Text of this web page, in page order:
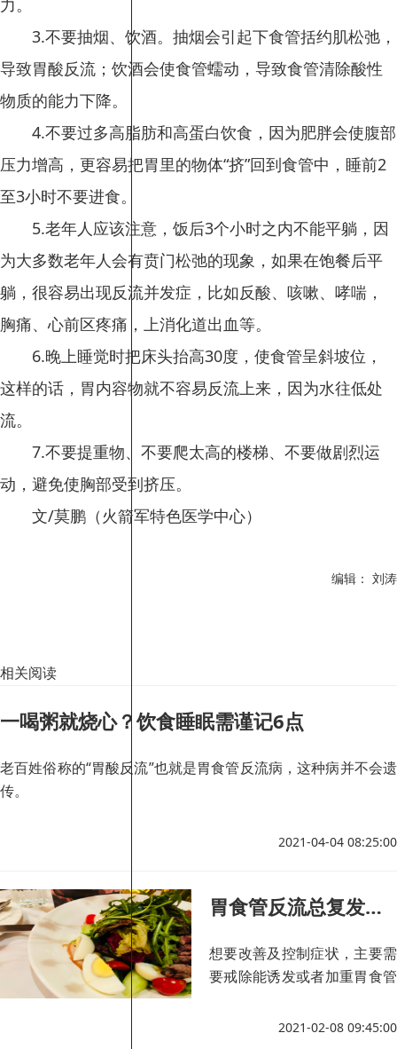
力。
3.不要抽烟、饮酒。抽烟会引起下食管括约肌松弛，
导致胃酸反流；饮酒会使食管蠕动，导致食管清除酸性
物质的能力下降。
4.不要过多高脂肪和高蛋白饮食，因为肥胖会使腹部
压力增高，更容易把胃里的物体“挤”回到食管中，睡前2
至3小时不要进食。
5.老年人应该注意，饭后3个小时之内不能平躺，因
为大多数老年人会有贲门松弛的现象，如果在饱餐后平
躺，很容易出现反流并发症，比如反酸、咳嗽、哮喘，
胸痛、心前区疼痛，上消化道出血等。
6.晚上睡觉时把床头抬高30度，使食管呈斜坡位，
这样的话，胃内容物就不容易反流上来，因为水往低处
流。
7.不要提重物、不要爬太高的楼梯、不要做剧烈运
动，避免使胸部受到挤压。
文/莫鹏（火箭军特色医学中心）
编辑： 刘涛
相关阅读
一喝粥就烧心？饮食睡眠需谨记6点
老百姓俗称的“胃酸反流”也就是胃食管反流病，这种病并不会遗
传。
2021-04-04 08:25:00
胃食管反流总复发？试试这7个方法
想要改善及控制症状，主要需
要戒除能诱发或者加重胃食管
用餐不宜过饱，睡前不吃东
2021-02-08 09:45:00